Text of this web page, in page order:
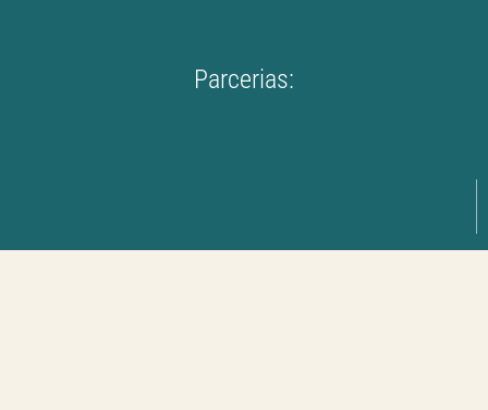
Parcerias: